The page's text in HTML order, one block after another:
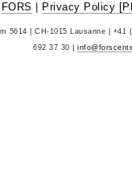
FORS Privacy Policy
5614 | CH-1015 Lausanne | +41
692 37 30 |